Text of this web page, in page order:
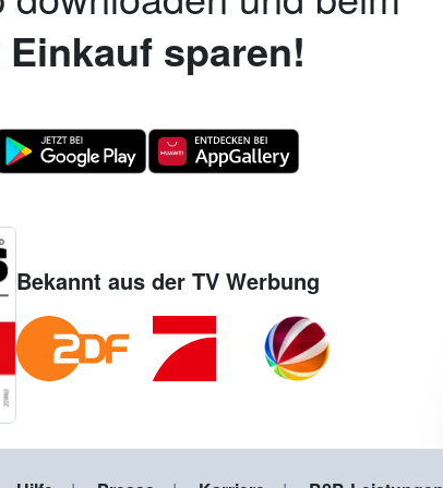
Einkauf sparen!
Bekannt aus der TV Werbung